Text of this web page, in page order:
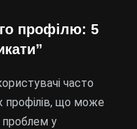
профілю: 5
часто
профілів, що може
у